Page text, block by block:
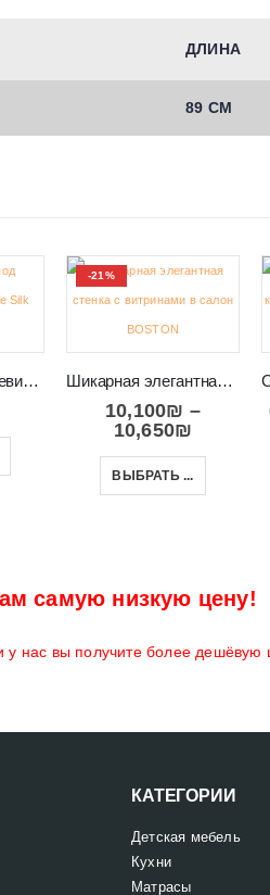
ДЛИНА
89 СМ
Полки вокруг телевизора на стене Silk
-21%
Шикарная элегантная стенка с витринами в салон BOSTON
10,100₪ –
10,650₪
ВЫБРАТЬ ...
самую низкую цену!
нас вы получите более дешёвую
КАТЕГОРИИ
Детская мебель
Кухни
Матрасы